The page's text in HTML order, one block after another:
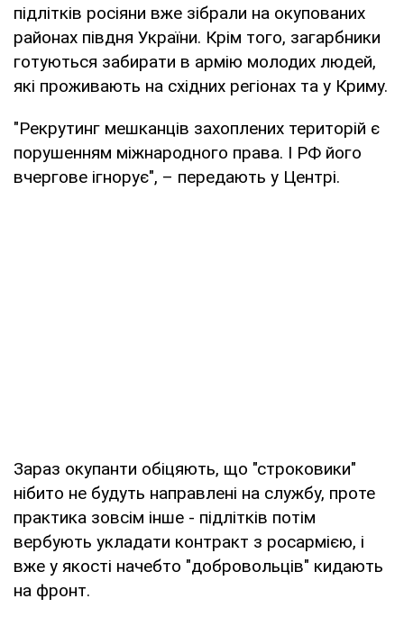
підлітків росіяни вже зібрали на окупованих
районах півдня України. Крім того, загарбники
готуються забирати в армію молодих людей,
які проживають на східних регіонах та у Криму.
"Рекрутинг мешканців захоплених територій є
порушенням міжнародного права. І РФ його
вчергове ігнорує", – передають у Центрі.
Зараз окупанти обіцяють, що "строковики"
нібито не будуть направлені на службу, проте
практика зовсім інше - підлітків потім
вербують укладати контракт з росармією, і
вже у якості начебто "добровольців" кидають
на фронт.